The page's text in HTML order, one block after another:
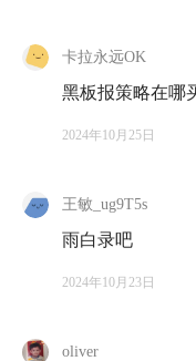
卡拉永远OK
黑板报策略在哪
2024年10月25日
王敏_ug9T5s
雨白录吧
2024年10月23日
oliver